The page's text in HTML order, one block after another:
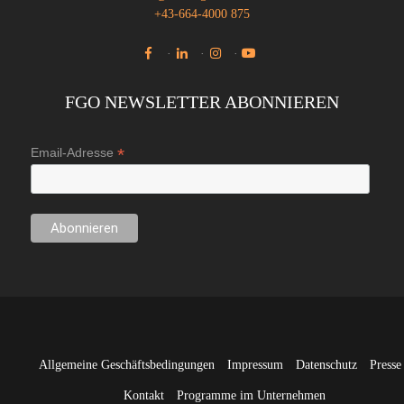
+43-664-4000 875
· · ·
FGO NEWSLETTER ABONNIEREN
Email-Adresse*
Allgemeine Geschäftsbedingungen Impressum Datenschutz Presse
Kontakt Programme im Unternehmen